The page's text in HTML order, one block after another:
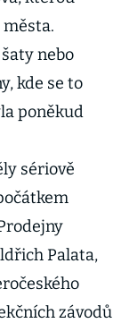
nebo
kde se to
poněkud
sériově
Palata,
závodů